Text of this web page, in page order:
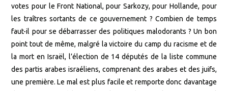
votes pour le Front National, pour Sarkozy, pour Hollande, pour
les traîtres sortants de ce gouvernement ? Combien de temps
faut-il pour se débarrasser des politiques malodorants ? Un bon
point tout de même, malgré la victoire du camp du racisme et de
la mort en Israël, l’élection de 14 députés de la liste commune
des partis arabes israéliens, comprenant des arabes et des juifs,
une première. Le mal est plus facile et remporte donc davantage